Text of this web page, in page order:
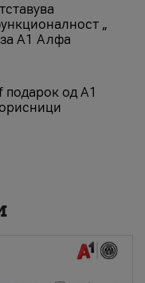
„
за А1 Алфа
подарок од А1